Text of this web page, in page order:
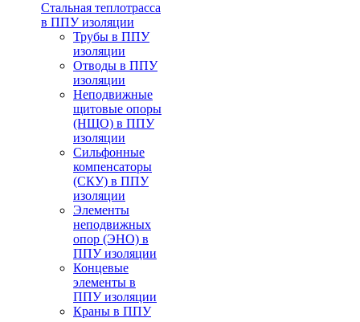
Стальная теплотрасса
в ППУ изоляции
Трубы в ППУ
изоляции
Отводы в ППУ
изоляции
Неподвижные
щитовые опоры
(НЩО) в ППУ
изоляции
Cильфонные
компенсаторы
(СКУ) в ППУ
изоляции
Элементы
неподвижных
опор (ЭНО) в
ППУ изоляции
Концевые
элементы в
ППУ изоляции
Краны в ППУ